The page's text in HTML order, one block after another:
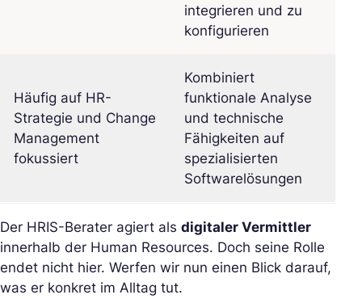
integrieren und zu
konfigurieren
Häufig auf HR-
Strategie und Change
Management
fokussiert
Kombiniert
funktionale Analyse
und technische
Fähigkeiten auf
spezialisierten
Softwarelösungen
Der HRIS-Berater agiert als digitaler Vermittler
innerhalb der Human Resources. Doch seine Rolle
endet nicht hier. Werfen wir nun einen Blick darauf,
was er konkret im Alltag tut.